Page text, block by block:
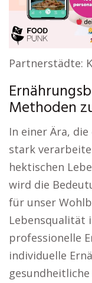
Partnerstädte:
Methoden
In einer Ära,
stark
hektischen
wird die
für unser
Lebensqualität
professionelle
individuelle